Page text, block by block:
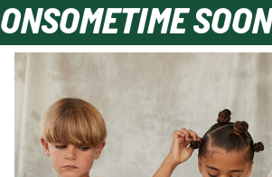
SOMETIME